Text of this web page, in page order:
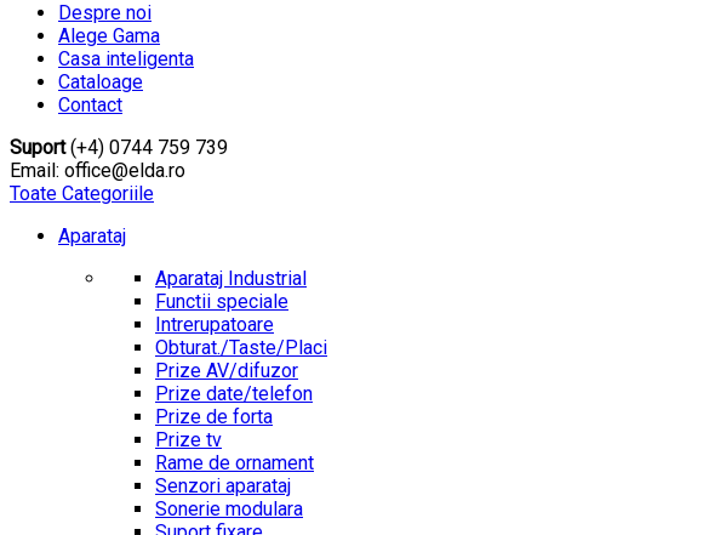
Despre noi
Alege Gama
Casa inteligenta
Cataloage
Contact
Suport(+4) 0744 759 739
Email: office@elda.ro
Toate Categoriile
Aparataj
Aparataj Industrial
Functii speciale
Intrerupatoare
Obturat./Taste/Placi
Prize AV/difuzor
Prize date/telefon
Prize de forta
Prize tv
Rame de ornament
Senzori aparataj
Sonerie modulara